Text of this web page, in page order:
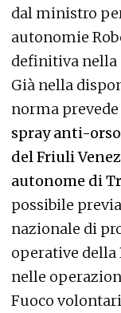
dal ministro
autonomie
definitiva nella
Già nella
norma
spray anti-
del Friuli
autonome di
possibile
nazionale di
operative
nelle
Fuoco